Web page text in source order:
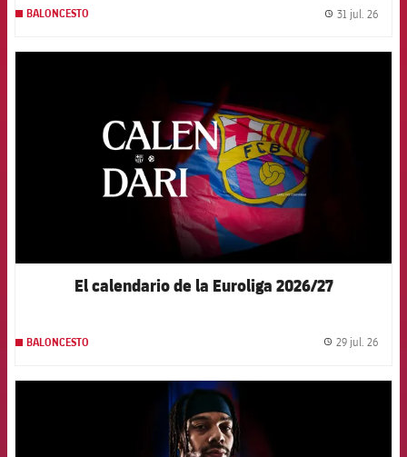
BALONCESTO 31 jul. 26
El calendario de la Euroliga 2026/27
BALONCESTO 29 jul. 26
FCB Barcelona badge